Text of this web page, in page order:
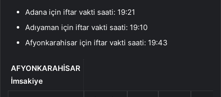
Adana için iftar vakti saati: 19:21
Adıyaman için iftar vakti saati: 19:10
Afyonkarahisar için iftar vakti saati: 19:43
AFYONKARAHİSAR
İmsakiye